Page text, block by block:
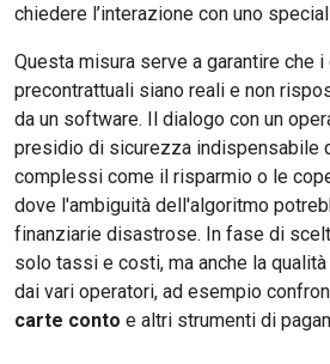
chiedere l’interazione con uno
Questa misura serve a garantire che
precontrattuali siano reali e non
da un software. Il dialogo con un
presidio di sicurezza indispensabile
complessi come il risparmio o le
dove l'ambiguità dell'algoritmo
finanziarie disastrose. In fase di
solo tassi e costi, ma anche la
dai vari operatori, ad esempio
carte conto e altri strumenti di